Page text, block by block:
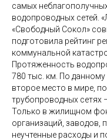
самых
водопроводных сетей.
«Свободный Сокол»
подготовила рейтинг
коммунальной
Протяженность
780 тыс. км. По
второе место в мире,
трубопроводных сетях
Только в жилищном
организаций, заводов,
неучтенные расходы и